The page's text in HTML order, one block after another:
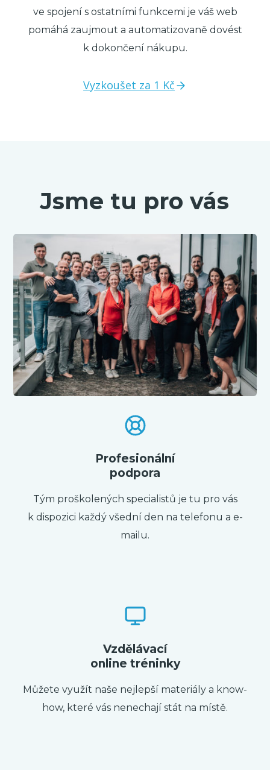
ve spojení s ostatními funkcemi je váš web
pomáhá zaujmout a automatizovaně dovést
k dokončení nákupu.
Vyzkoušet za 1 Kč
Jsme tu pro vás
Profesionální
podpora
Tým proškolených specialistů je tu pro vás
k dispozici každý všední den na telefonu a e-
mailu.
Vzdělávací
online tréninky
Můžete využít naše nejlepší materiály a know-
how, které vás nenechají stát na místě.